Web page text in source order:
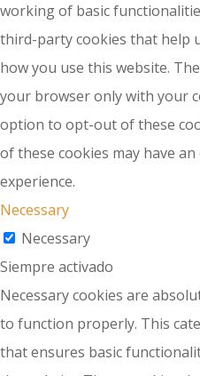
working of basic
third-party cookies that help
how you use this website.
your browser only with your
option to opt-out of these
of these cookies may have
experience.
Necessary
Necessary
Siempre activado
Necessary cookies are
to function properly. This
that ensures basic